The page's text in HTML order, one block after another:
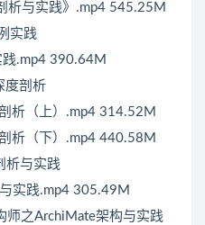
析与实践》.mp4 545.25M
实践
.mp4 390.64M
度剖析
析（上）.mp4 314.52M
析（下）.mp4 440.58M
析与实践
实践.mp4 305.49M
之ArchiMate架构与实践